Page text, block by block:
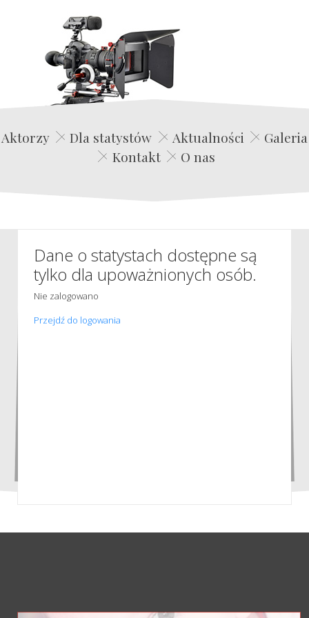
Edwin Film Agencja Aktorska
Aktorzy Dla statystów Aktualności
Galeria
Kontakt
O nas
Dane o statystach dostępne są
tylko dla upoważnionych osób.
Nie zalogowano
Przejdź do logowania